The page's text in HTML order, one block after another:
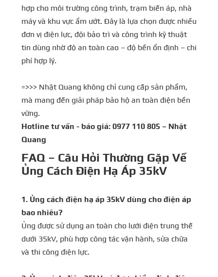
hợp cho môi trường công trình, trạm biến áp, nhà
máy và khu vực ẩm ướt. Đây là lựa chọn được nhiều
đơn vị điện lực, đội bảo trì và công trình kỹ thuật
tin dùng nhờ độ an toàn cao – độ bền ổn định – chi
phí hợp lý.
=>>> Nhật Quang không chỉ cung cấp sản phẩm,
mà mang đến giải pháp bảo hộ an toàn điện bền
vững.
Hotline tư vấn - báo giá: 0977 110 805 – Nhật
Quang
FAQ – Câu Hỏi Thường Gặp Về
Ủng Cách Điện Hạ Áp 35kV
1. Ủng cách điện hạ áp 35kV dùng cho điện áp
bao nhiêu?
Ủng được sử dụng an toàn cho lưới điện trung thế
dưới 35kV, phù hợp công tác vận hành, sửa chữa
và thi công điện lực.